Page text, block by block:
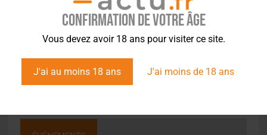
Confirmation de votre âge
Vous devez avoir 18 ans pour visiter ce site.
J'ai au moins 18 ans J'ai moins de 18 ans